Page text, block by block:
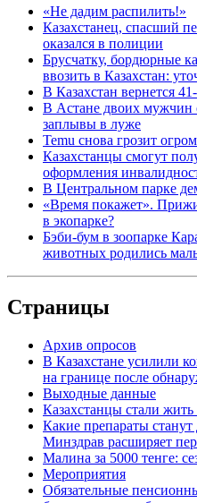
«Не дадим распилить!»
Казахстанец, спасший
оказался в полиции
Брусчатку, бордюрные
ввозить в Казахстан:
В Казахстан вернется
В Астане двоих мужчин
заплывы в луже
Temu снова грозит
Казахстанцы смогут
оформления
В Центральном парке
«Время покажет».
в экопарке?
Бэби-бум в зоопарке
животных родились
Страницы
Архив опросов
В Казахстане усилили
на границе после
Выходные данные
Казахстанцы стали
Какие препараты
Минздрав расширяет
Малина за 5000 тенге:
Мероприятия
Обязательные